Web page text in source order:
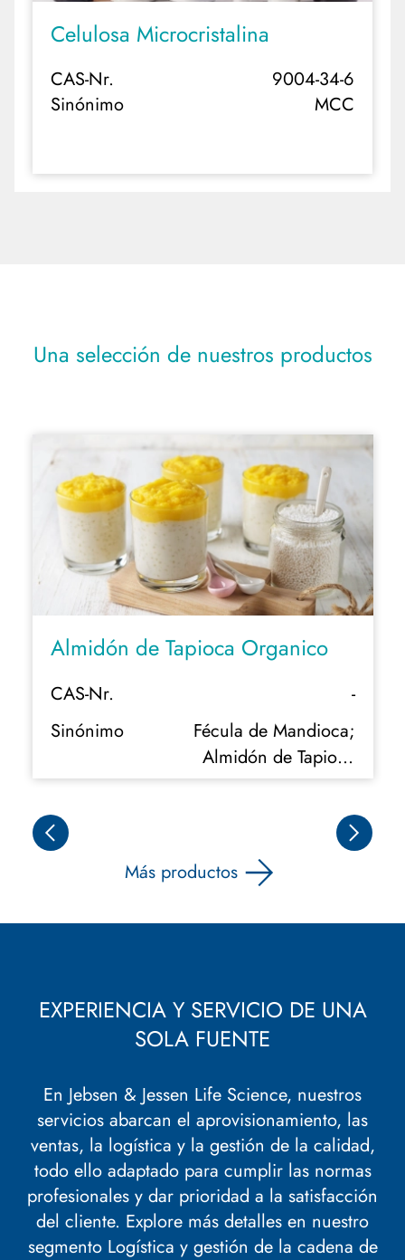
Celulosa Microcristalina
CAS-Nr.
9004-34-6
Sinónimo
MCC
Una selección de nuestros productos
Almidón de Tapioca Organico
CAS-Nr.
-
Sinónimo
Fécula de Mandioca;
Almidón de Tapioca
Modificado
Más productos
EXPERIENCIA Y SERVICIO DE UNA
SOLA FUENTE
En Jebsen & Jessen Life Science, nuestros
servicios abarcan el aprovisionamiento, las
ventas, la logística y la gestión de la calidad,
todo ello adaptado para cumplir las normas
profesionales y dar prioridad a la satisfacción
del cliente. Explore más detalles en nuestro
segmento Logística y gestión de la cadena de